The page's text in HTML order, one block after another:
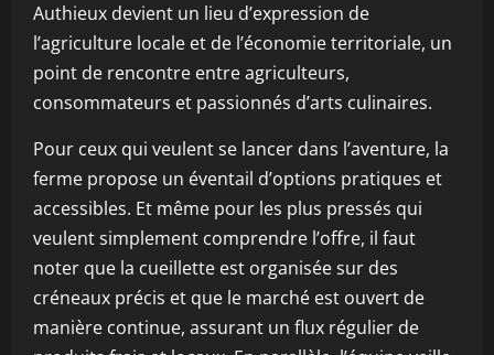
Authieux devient un lieu d’expression de
l’agriculture locale et de l’économie territoriale, un
point de rencontre entre agriculteurs,
consommateurs et passionnés d’arts culinaires.
Pour ceux qui veulent se lancer dans l’aventure, la
ferme propose un éventail d’options pratiques et
accessibles. Et même pour les plus pressés qui
veulent simplement comprendre l’offre, il faut
noter que la cueillette est organisée sur des
créneaux précis et que le marché est ouvert de
manière continue, assurant un flux régulier de